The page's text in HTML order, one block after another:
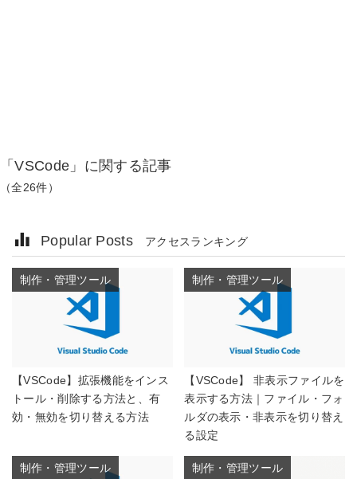
「VSCode」に関する記事
（全26件）
Popular Posts アクセスランキング
制作・管理ツール
【VSCode】拡張機能をインス
トール・削除する方法と、有
効・無効を切り替える方法
制作・管理ツール
【VSCode】 非表示ファイルを
表示する方法｜ファイル・フォ
ルダの表示・非表示を切り替え
る設定
制作・管理ツール 制作・管理ツール